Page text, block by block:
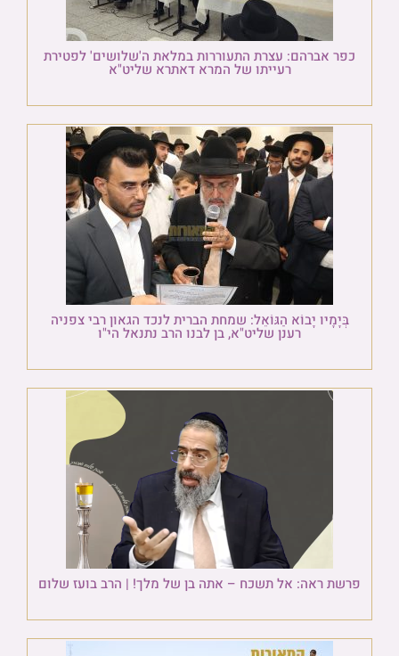
כפר אברהם: עצרת התעוררות במלאת ה'שלושים' לפטירת
רעייתו של המרא דאתרא שליט"א
בְּיָמָיו יָבוֹא הַגּוֹאֵל: שמחת הברית לנכד הגאון רבי צפניה
רענן שליט"א, בן לבנו הרב נתנאל הי"ו
פרשת ראה: אל תשכח – אתה בן של מלך! | הרב בועז שלום